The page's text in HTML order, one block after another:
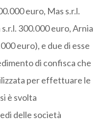
euro, Mas s.r.l.
300.000 euro, Arnia
euro), e due di esse
di confisca che
per effettuare le
è svolta
delle società